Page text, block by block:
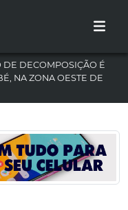
DE DECOMPOSIÇÃO É
NA ZONA OESTE DE